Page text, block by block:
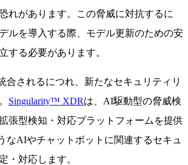
れがあります。この脅威に対抗するに
ルを導入する際、モデル更新のための安
する必要があります。
合されるにつれ、新たなセキュリティリ
Singularity™ XDRは、AI駆動型の脅威検
張型検知・対応プラットフォームを提供
なAIやチャットボットに関連するセキュ
・対応します。